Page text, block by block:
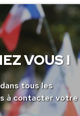
VOUS !
tous les
à contacter votre